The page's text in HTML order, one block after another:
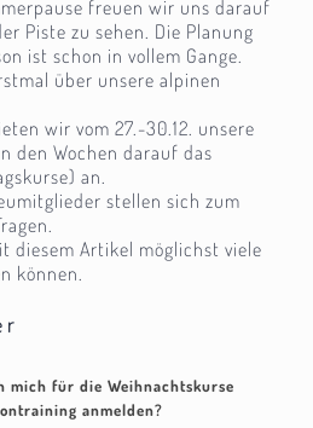
freuen wir uns darauf
Piste zu sehen. Die Planung
ist schon in vollem Gange.
über unsere alpinen
wir vom 27.-30.12. unsere
den Wochen darauf das
an.
stellen sich zum
diesem Artikel möglichst viele
können.
mich für die Weihnachtskurse
anmelden?